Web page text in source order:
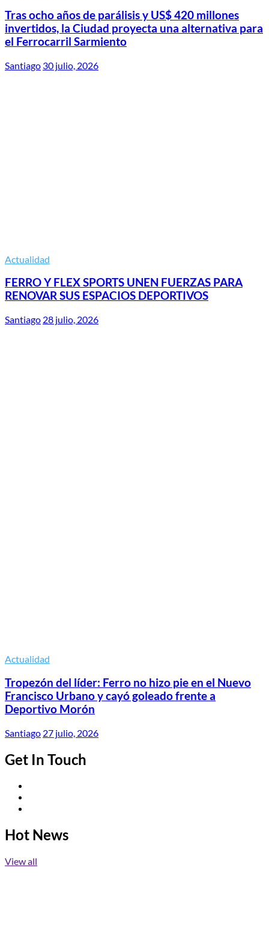
Tras ocho años de parálisis y US$ 420 millones
invertidos, la Ciudad proyecta una alternativa para
el Ferrocarril Sarmiento
Santiago 30 julio, 2026
Actualidad
FERRO Y FLEX SPORTS UNEN FUERZAS PARA
RENOVAR SUS ESPACIOS DEPORTIVOS
Santiago 28 julio, 2026
Actualidad
Tropezón del líder: Ferro no hizo pie en el Nuevo
Francisco Urbano y cayó goleado frente a
Deportivo Morón
Santiago 27 julio, 2026
Get In Touch
Hot News
View all